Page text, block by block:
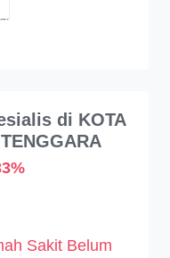
di KOTA
Sakit Belum